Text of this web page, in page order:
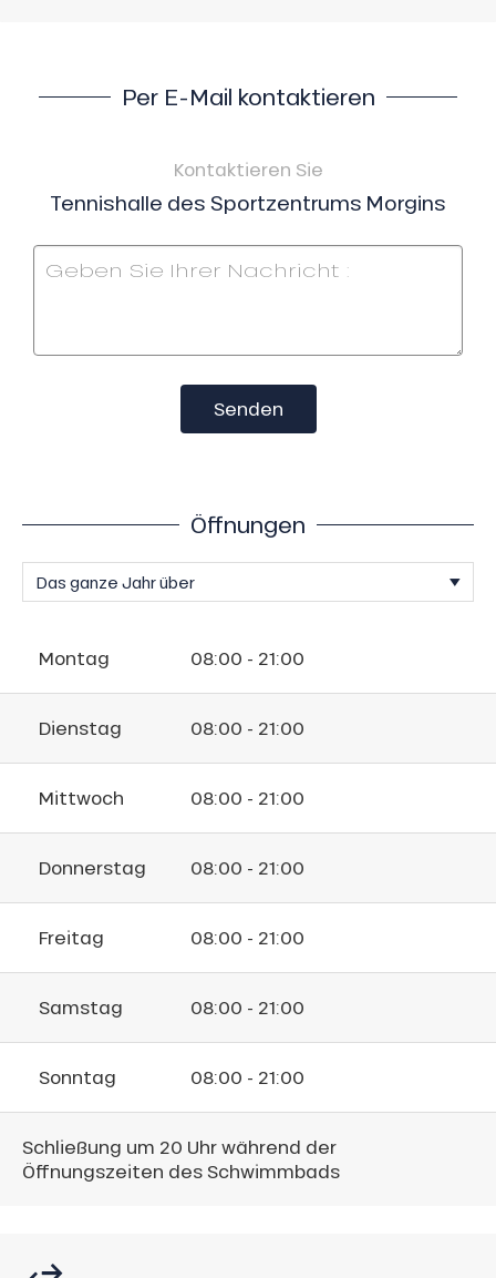
Per E-Mail kontaktieren
Kontaktieren Sie
Tennishalle des Sportzentrums Morgins
Senden
Öffnungen
Montag 08:00 - 21:00
Dienstag 08:00 - 21:00
Mittwoch 08:00 - 21:00
Donnerstag 08:00 - 21:00
Freitag 08:00 - 21:00
Samstag 08:00 - 21:00
Sonntag 08:00 - 21:00
Schließung um 20 Uhr während der
Öffnungszeiten des Schwimmbads